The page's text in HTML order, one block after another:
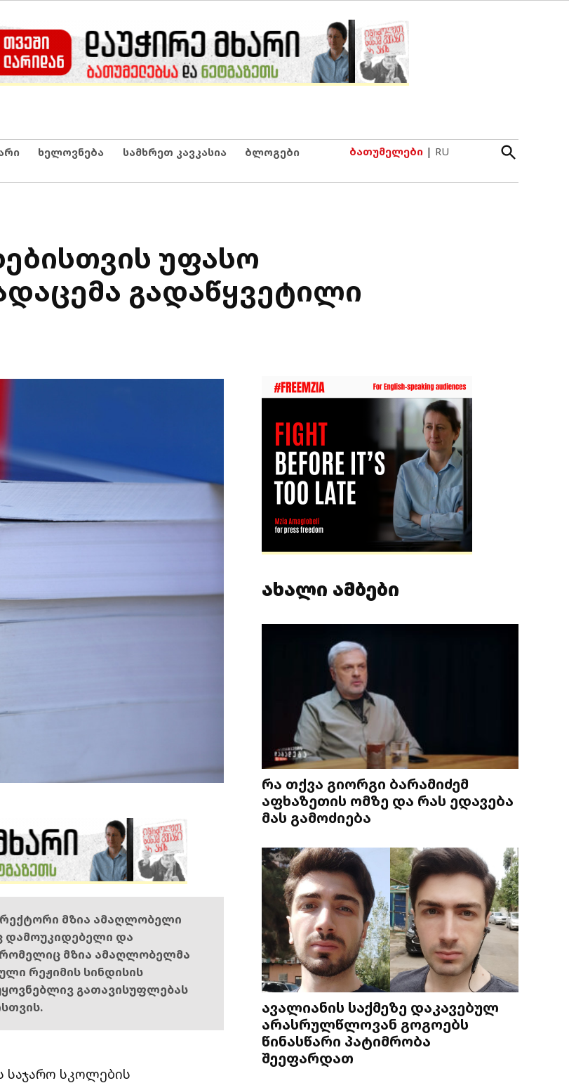
ხელოვნება სამხრეთ კავკასია ბლოგები ბათუმელები | RU
Open
Search
უფასო
გადაწყვეტილი
მზია ამაღლობელი
დამოუკიდებელი და
რომელიც მზია ამაღლობელმა
რეჟიმის სინდისის
გათავისუფლებას
საჯარო სკოლების
ახალი ამბები
რა თქვა გიორგი ბარამიძემ
აფხაზეთის ომზე და რას ედავება
მას გამოძიება
ავალიანის საქმეზე დაკავებულ
არასრულწლოვან გოგოებს
წინასწარი პატიმრობა
შეეფარდათ